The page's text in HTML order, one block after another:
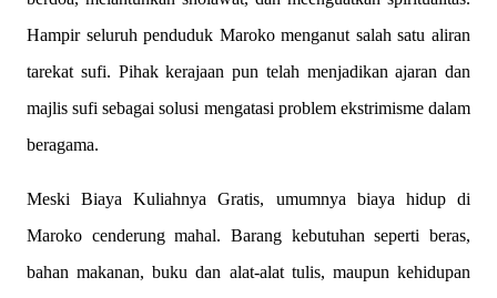
Hampir seluruh penduduk Maroko menganut salah satu aliran
tarekat sufi. Pihak kerajaan pun telah menjadikan ajaran dan
majlis sufi sebagai solusi mengatasi problem ekstrimisme dalam
beragama.
Meski Biaya Kuliahnya Gratis, umumnya biaya hidup di
Maroko cenderung mahal. Barang kebutuhan seperti beras,
bahan makanan, buku dan alat-alat tulis, maupun kehidupan